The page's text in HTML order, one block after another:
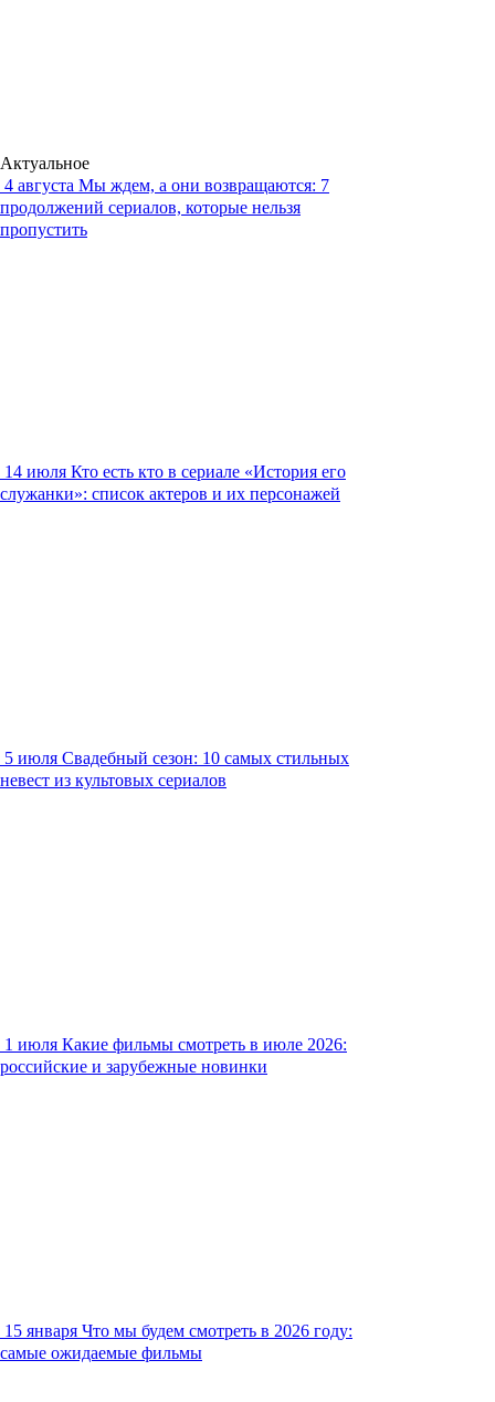
Актуальное
4 августа Мы ждем, а они возвращаются: 7
продолжений сериалов, которые нельзя
пропустить
14 июля Кто есть кто в сериале «История его
служанки»: список актеров и их персонажей
5 июля Свадебный сезон: 10 самых стильных
невест из культовых сериалов
1 июля Какие фильмы смотреть в июле 2026:
российские и зарубежные новинки
15 января Что мы будем смотреть в 2026 году:
самые ожидаемые фильмы